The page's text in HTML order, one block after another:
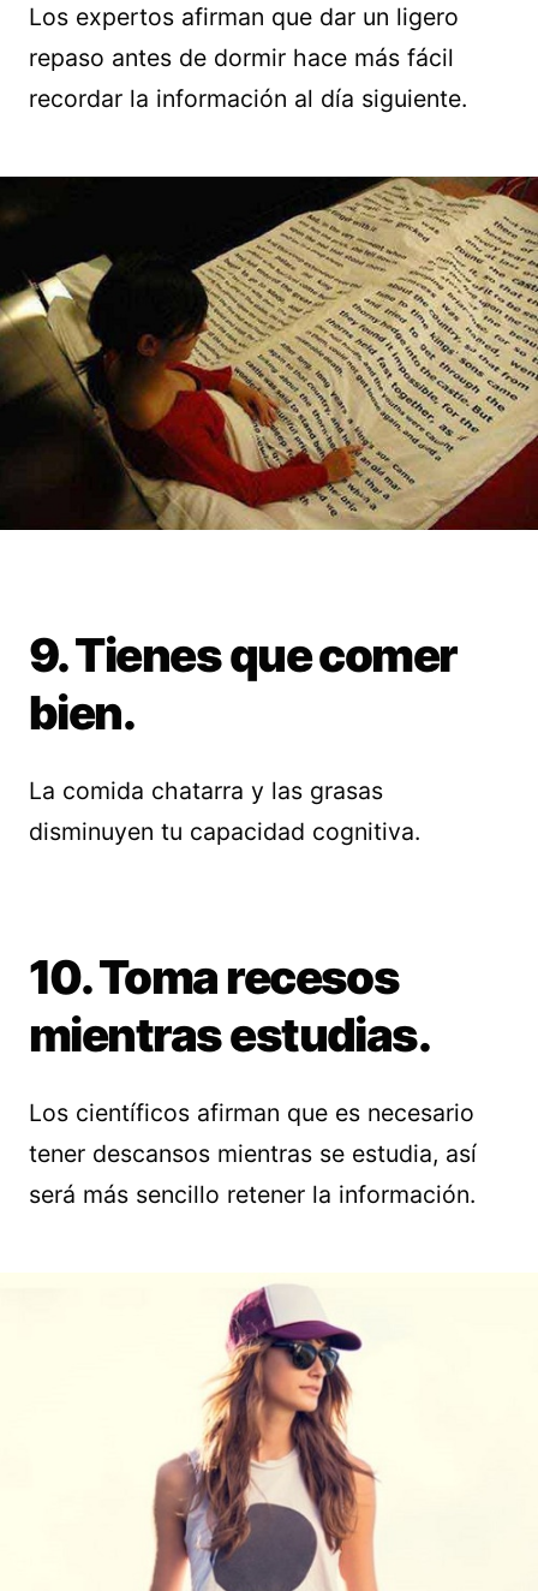
Los expertos afirman que dar un ligero
repaso antes de dormir hace más fácil
recordar la información al día siguiente.
9. Tienes que comer
bien.
La comida chatarra y las grasas
disminuyen tu capacidad cognitiva.
10. Toma recesos
mientras estudias.
Los científicos afirman que es necesario
tener descansos mientras se estudia, así
será más sencillo retener la información.